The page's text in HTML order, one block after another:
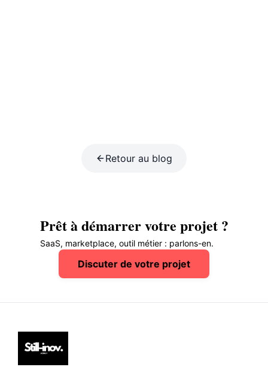
Retour au blog
Prêt à démarrer votre projet ?
SaaS, marketplace, outil métier : parlons-en.
Discuter de votre projet